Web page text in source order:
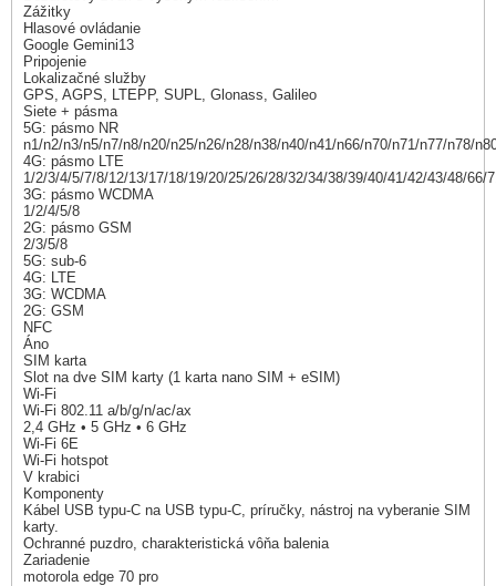
Zážitky
Hlasové ovládanie
Google Gemini13
Pripojenie
Lokalizačné služby
GPS, AGPS, LTEPP, SUPL, Glonass, Galileo
Siete + pásma
5G: pásmo NR
n1/n2/n3/n5/n7/n8/n20/n25/n26/n28/n38/n40/n41/n66/n70/n71/n77/n78/
4G: pásmo LTE
1/2/3/4/5/7/8/12/13/17/18/19/20/25/26/28/32/34/38/39/40/41/42/43/48/66/
3G: pásmo WCDMA
1/2/4/5/8
2G: pásmo GSM
2/3/5/8
5G: sub-6
4G: LTE
3G: WCDMA
2G: GSM
NFC
Áno
SIM karta
Slot na dve SIM karty (1 karta nano SIM + eSIM)
Wi-Fi
Wi-Fi 802.11 a/b/g/n/ac/ax
2,4 GHz • 5 GHz • 6 GHz
Wi-Fi 6E
Wi-Fi hotspot
V krabici
Komponenty
Kábel USB typu-C na USB typu-C, príručky, nástroj na vyberanie SIM
karty.
Ochranné puzdro, charakteristická vôňa balenia
Zariadenie
motorola edge 70 pro